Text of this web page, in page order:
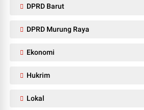
DPRD Barut
DPRD Murung Raya
Ekonomi
Hukrim
Lokal